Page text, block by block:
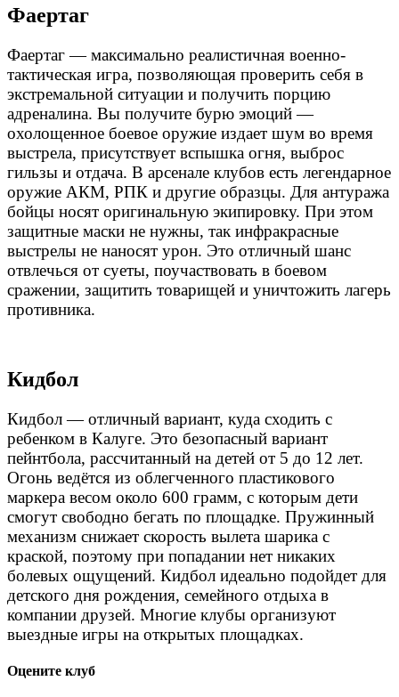
Фаертаг
Фаертаг — максимально реалистичная военно-
тактическая игра, позволяющая проверить себя в
экстремальной ситуации и получить порцию
адреналина. Вы получите бурю эмоций —
охолощенное боевое оружие издает шум во время
выстрела, присутствует вспышка огня, выброс
гильзы и отдача. В арсенале клубов есть легендарное
оружие АКМ, РПК и другие образцы. Для антуража
бойцы носят оригинальную экипировку. При этом
защитные маски не нужны, так инфракрасные
выстрелы не наносят урон. Это отличный шанс
отвлечься от суеты, поучаствовать в боевом
сражении, защитить товарищей и уничтожить лагерь
противника.
Кидбол
Кидбол — отличный вариант, куда сходить с
ребенком в Калуге. Это безопасный вариант
пейнтбола, рассчитанный на детей от 5 до 12 лет.
Огонь ведётся из облегченного пластикового
маркера весом около 600 грамм, с которым дети
смогут свободно бегать по площадке. Пружинный
механизм снижает скорость вылета шарика с
краской, поэтому при попадании нет никаких
болевых ощущений. Кидбол идеально подойдет для
детского дня рождения, семейного отдыха в
компании друзей. Многие клубы организуют
выездные игры на открытых площадках.
Оцените клуб